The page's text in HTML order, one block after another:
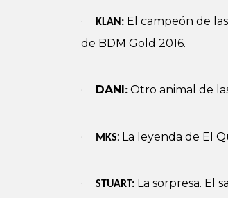
· KLAN: El campeón de
de BDM Gold 2016.
· DANI: Otro animal de
· MKS: La leyenda de El
· STUART: La sorpresa. El